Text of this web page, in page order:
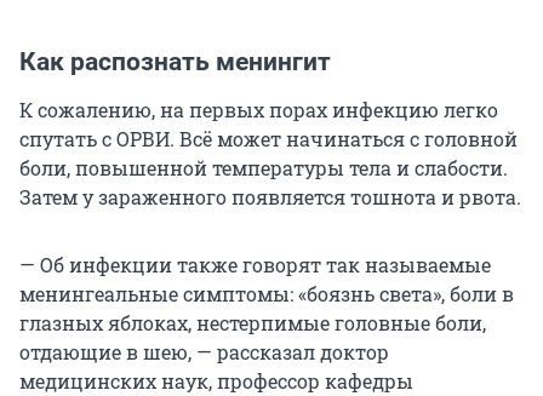
Как распознать менингит
К сожалению, на первых порах инфекцию легко
спутать с ОРВИ. Всё может начинаться с головной
боли, повышенной температуры тела и слабости.
Затем у зараженного появляется тошнота и рвота.
— Об инфекции также говорят так называемые
менингеальные симптомы: «боязнь света», боли в
глазных яблоках, нестерпимые головные боли,
отдающие в шею, — рассказал доктор
медицинских наук, профессор кафедры